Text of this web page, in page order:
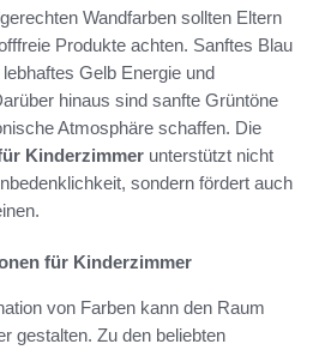
Wandfarben sollten Eltern
Produkte achten. Sanftes Blau
Gelb Energie und
hinaus sind sanfte Grüntöne
Atmosphäre schaffen. Die
Kinderzimmer unterstützt nicht
sondern fördert auch
für Kinderzimmer
von Farben kann den Raum
gestalten. Zu den beliebten